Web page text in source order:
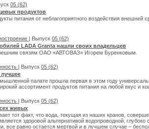
05 (62)
продуктов
питания от неблагоприятного воздействия
| Выпуск 05 (62)
LADA Granta нашли своих владельцев
связям ОАО «АВТОВАЗ» Игорем Буренковым.
| Выпуск 05 (62)
палате прошла первая в этом году
ассортимент продуктов питания на любой вкус и
| Выпуск 05 (62)
живых
тот факт, что вода, текущая из наших кранов,
здоровой альтернативой водопроводной,
все равно остается мертвой и в лучшем случае –